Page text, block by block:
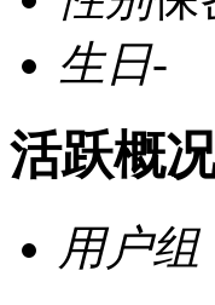
生日-
活跃概
用户组